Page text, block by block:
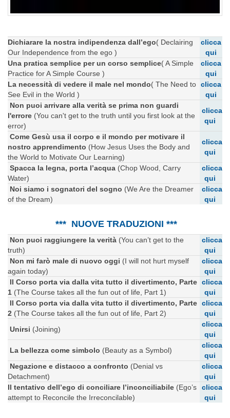
Dichiarare la nostra indipendenza dall’ego( Declairing
Our Independence from the ego )
clicca
qui
Una pratica semplice per un corso semplice( A Simple
Practice for A Simple Course )
clicca
qui
La necessità di vedere il male nel mondo( The Need to
See Evil in the World )
clicca
qui
Non puoi arrivare alla verità se prima non guardi
l'errore (You can't get to the truth until you first look at the
error)
clicca
qui
Come Gesù usa il corpo e il mondo per motivare il
nostro apprendimento (How Jesus Uses the Body and
the World to Motivate Our Learning)
clicca
qui
Spacca la legna, porta l’acqua (Chop Wood, Carry
Water)
clicca
qui
Noi siamo i sognatori del sogno (We Are the Dreamer
of the Dream)
clicca
qui
*** NUOVE TRADUZIONI ***
Non puoi raggiungere la verità (You can’t get to the
truth)
clicca
qui
Non mi farò male di nuovo oggi (I will not hurt myself
again today)
clicca
qui
Il Corso porta via dalla vita tutto il divertimento, Parte
1 (The Course takes all the fun out of life, Part 1)
clicca
qui
Il Corso porta via dalla vita tutto il divertimento, Parte
2 (The Course takes all the fun out of life, Part 2)
clicca
qui
Unirsi (Joining)
clicca
qui
La bellezza come simbolo (Beauty as a Symbol)
clicca
qui
Negazione e distacco a confronto (Denial vs
Detachment)
clicca
qui
Il tentativo dell’ego di conciliare l’inconciliabile (Ego’s
attempt to Reconcile the Irreconcilable)
clicca
qui